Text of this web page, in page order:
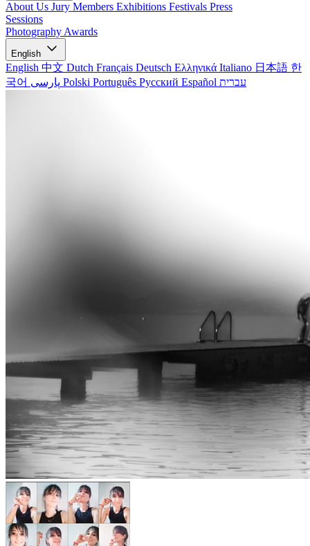
About Us Jury Members Exhibitions Festivals Press
Sessions
Photography Awards
English
English 中文 Dutch Français Deutsch Ελληνικά Italiano 日本語 한
국어
Polski Português Русский Español עברית